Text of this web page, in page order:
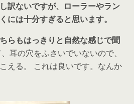
訳ないですが、ローラーやラン
には十分すぎると思います。
らもはっきりと自然な感じで聞
耳の穴をふさいでいないので、
える。 これは良いです。なんか